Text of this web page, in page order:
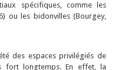
spécifiques, comme les
ou les bidonvilles (Bourgey,
des espaces privilégiés de
fort longtemps. En effet, la